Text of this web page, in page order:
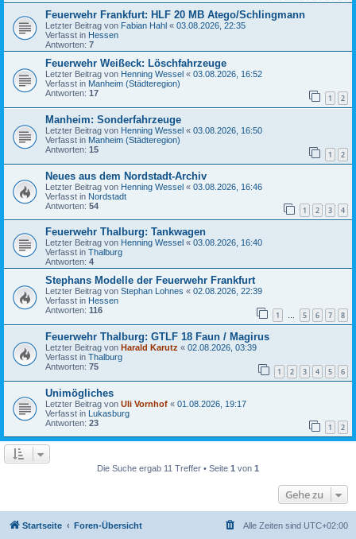
Feuerwehr Frankfurt: HLF 20 MB Atego/Schlingmann
Letzter Beitrag von Fabian Hahl « 03.08.2026, 22:35
Verfasst in Hessen
Antworten: 7
Feuerwehr Weißeck: Löschfahrzeuge
Letzter Beitrag von Henning Wessel « 03.08.2026, 16:52
Verfasst in Manheim (Städteregion)
Antworten: 17 1 2
Manheim: Sonderfahrzeuge
Letzter Beitrag von Henning Wessel « 03.08.2026, 16:50
Verfasst in Manheim (Städteregion)
Antworten: 15 1 2
Neues aus dem Nordstadt-Archiv
Letzter Beitrag von Henning Wessel « 03.08.2026, 16:46
Verfasst in Nordstadt
Antworten: 54 1 2 3 4
Feuerwehr Thalburg: Tankwagen
Letzter Beitrag von Henning Wessel « 03.08.2026, 16:40
Verfasst in Thalburg
Antworten: 4
Stephans Modelle der Feuerwehr Frankfurt
Letzter Beitrag von Stephan Lohnes « 02.08.2026, 22:39
Verfasst in Hessen
Antworten: 116 1 … 5 6 7 8
Feuerwehr Thalburg: GTLF 18 Faun / Magirus
Letzter Beitrag von Harald Karutz « 02.08.2026, 03:39
Verfasst in Thalburg
Antworten: 75 1 2 3 4 5 6
Unimögliches
Letzter Beitrag von Uli Vornhof « 01.08.2026, 19:17
Verfasst in Lukasburg
Antworten: 23 1 2
Die Suche ergab 11 Treffer • Seite 1 von 1
Gehe zu
Startseite Foren-Übersicht Alle Zeiten sind UTC+02:00